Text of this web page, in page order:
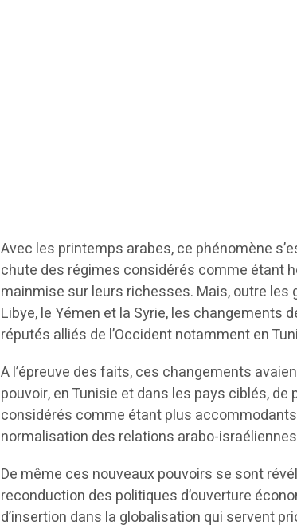
Avec les printemps arabes, ce phénomène
chute des régimes considérés comme étant
mainmise sur leurs richesses. Mais, outre
Libye, le Yémen et la Syrie, les changements
réputés alliés de l’Occident notamment en
A l’épreuve des faits, ces changements
pouvoir, en Tunisie et dans les pays ciblés, de
considérés comme étant plus
normalisation des relations arabo-
De même ces nouveaux pouvoirs se sont
reconduction des politiques d’ouverture
d’insertion dans la globalisation qui servent